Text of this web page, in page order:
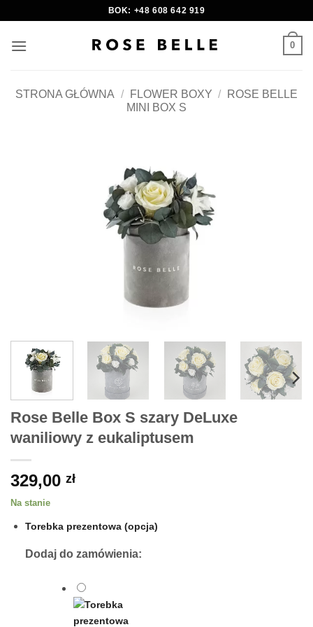
content
BOK: +48 608 642 919
0
STRONA GŁÓWNA / FLOWER BOXY /
ROSE BELLE
MINI BOX S
Rose Belle Box S szary DeLuxe
waniliowy z eukaliptusem
329,00 zł
Na stanie
Torebka prezentowa (opcja)
Dodaj do zamówienia: